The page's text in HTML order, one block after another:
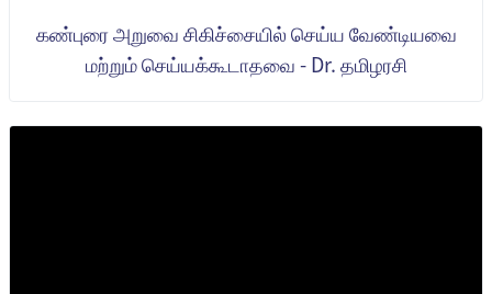
கண்புரை அறுவை சிகிச்சையில் செய்ய வேண்டியவை
மற்றும் செய்யக்கூடாதவை - Dr. தமிழரசி